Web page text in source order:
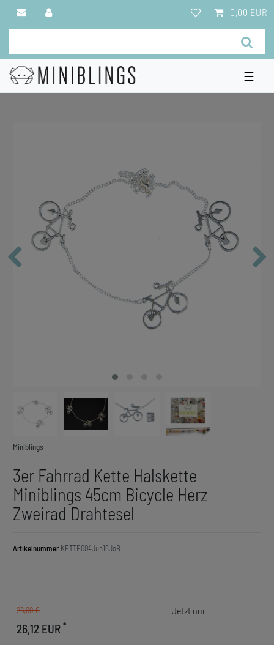
0,00 EUR
☰
Miniblings
3er Fahrrad Kette Halskette
Miniblings 45cm Bicycle Herz
Zweirad Drahtesel
Artikelnummer KETTE004Jun16JoB
26,99 €
26,12 EUR *